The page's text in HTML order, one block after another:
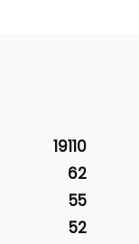
19110
62
55
52